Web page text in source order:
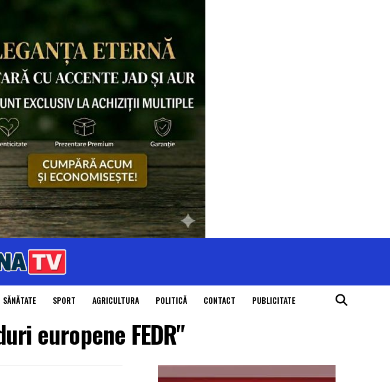
SĂNĂTATE SPORT AGRICULTURA POLITICĂ CONTACT PUBLICITATE
europene FEDR"